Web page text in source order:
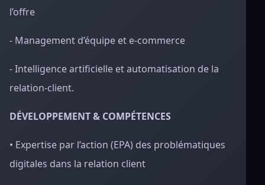
l’offre
- Management d’équipe et e-commerce
- Intelligence artificielle et automatisation de la
relation-client.
DÉVELOPPEMENT & COMPÉTENCES
• Expertise par l’action (EPA) des problématiques
digitales dans la relation client